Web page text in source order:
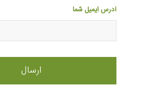
آدرس ایمیل شما